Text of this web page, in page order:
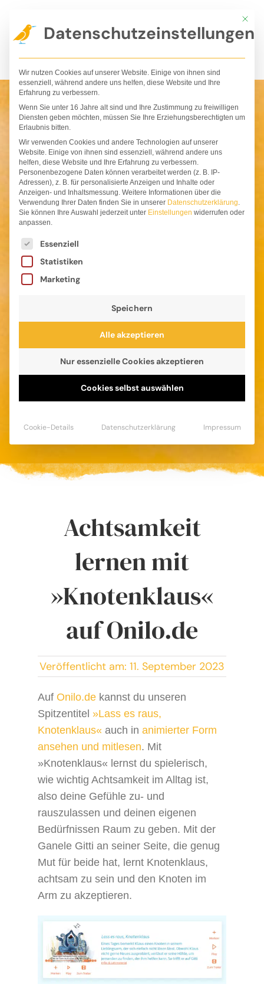
Inhalt
springen
Bos Blog
Lesestoff aus der CalmeMara-Welt
Achtsamkeit
lernen mit
»Knotenklaus«
auf Onilo.de
Veröffentlicht am: 11. September 2023
Auf Onilo.de kannst du unseren
Spitzentitel »Lass es raus,
Knotenklaus« auch inanimierter Form
ansehen und mitlesen. Mit
»Knotenklaus« lernst du spielerisch,
wie wichtig Achtsamkeit im Alltag ist,
also deine Gefühle zu- und
rauszulassen und deinen eigenen
Bedürfnissen Raum zu geben. Mit der
Ganele Gitti an seiner Seite, die genug
Mut für beide hat, lernt Knotenklaus,
achtsam zu sein und den Knoten im
Arm zu akzeptieren.
Mit
Datenschutzeinstellungen
Wir nutzen Cookies auf unserer Website. Einige von ihnen sind
essenziell, während andere uns helfen, diese Website und Ihre
Erfahrung zu verbessern.
Wenn Sie unter 16 Jahre alt sind und Ihre Zustimmung zu freiwilligen
Diensten geben möchten, müssen Sie Ihre Erziehungsberechtigten um
Erlaubnis bitten.
Wir verwenden Cookies und andere Technologien auf unserer
Website. Einige von ihnen sind essenziell, während andere uns
helfen, diese Website und Ihre Erfahrung zu verbessern.
Personenbezogene Daten können verarbeitet werden (z. B. IP-
Adressen), z. B. für personalisierte Anzeigen und Inhalte oder
Anzeigen- und Inhaltsmessung. Weitere Informationen über die
Verwendung Ihrer Daten finden Sie in unserer Datenschutzerklärung.
Sie können Ihre Auswahl jederzeit unter Einstellungen widerrufen oder
anpassen.
Es folgt eine Liste der Service-Gruppen, für die
Essenziell
Statistiken
Marketing
Speichern
Alle akzeptieren
Nur essenzielle Cookies akzeptieren
Cookies selbst auswählen
Cookie-Details Datenschutzerklärung Impressum